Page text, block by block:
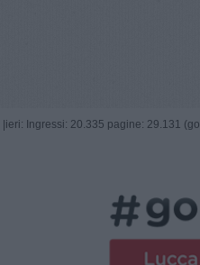
ieri: Ingressi: 20.335 pagine: 29.131